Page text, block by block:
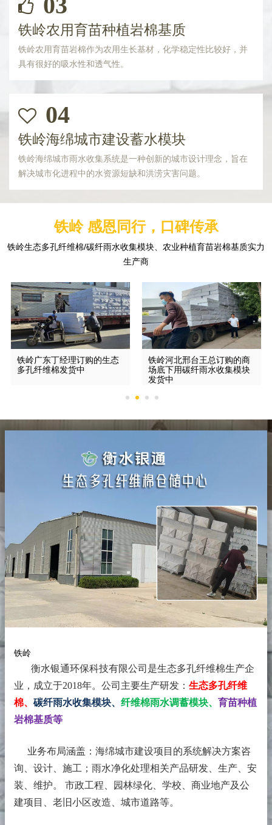
铁岭农用育苗种植岩棉基质
铁岭农用育苗岩棉作为农用生长基材，化学稳定性比较好，并
具有很好的吸水性和透气性。
04
铁岭海绵城市建设蓄水模块
铁岭海绵城市雨水收集系统是一种创新的城市设计理念，旨在
解决城市化进程中的水资源短缺和洪涝灾害问题。
铁岭 感恩同行，口碑传承
铁岭生态多孔纤维棉/碳纤雨水收集模块、农业种植育苗岩棉基质实力
生产商
铁岭广东丁经理订购的生态
多孔纤维棉发货中
铁岭河北邢台王总订购的商
场底下用碳纤雨水收集模块
发货中
铁岭
衡水银通环保科技有限公司是生态多孔纤维棉生产企
业，成立于2018年。 公司主要生产研发： 生态多孔纤维
棉、 碳纤雨水收集模块、 纤维棉雨水调蓄模块、 育苗种植
岩棉基质等
业务布局涵盖：海绵城市建设项目的系统解决方案咨
询、设计、施工；雨水净化处理相关产品研发、生产、安
装、维护。 市政工程、园林绿化、学校、商业地产及公
建项目、老旧小区改造、城市道路等。